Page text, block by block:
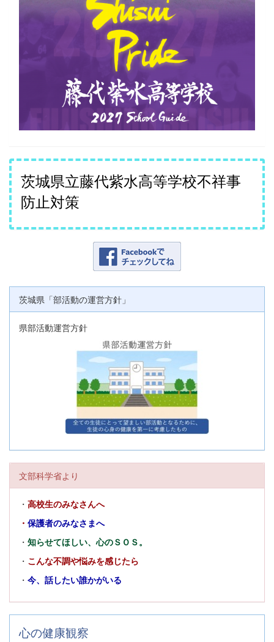
茨城県立藤代紫水高等学校不祥事
防止対策
茨城県「部活動の運営方針」
県部活動運営方針
文部科学省より
・ 高校生のみなさんへ
・ 保護者のみなさまへ
・ 知らせてほしい、心のＳＯＳ。
・ こんな不調や悩みを感じたら
・ 今、話したい誰かがいる
心の健康観察